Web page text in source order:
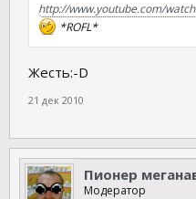
http://www.youtube.com/
*ROFL*
Жесть:-D
21 дек 2010
Пионер
Модератор